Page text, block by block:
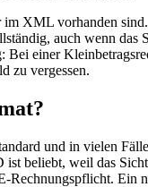
im XML vorhanden
auch wenn
Bei einer
zu vergessen.
und in vielen
ist beliebt, weil das
Rechnungspflicht. Ein